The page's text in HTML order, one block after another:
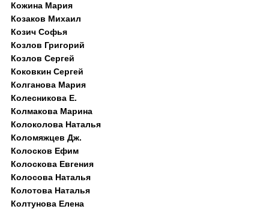
Кожина Мария
Козаков Михаил
Козич Софья
Козлов Григорий
Козлов Сергей
Коковкин Сергей
Колганова Мария
Колесникова Е.
Колмакова Марина
Колоколова Наталья
Коломяжцев Дж.
Колосков Ефим
Колоскова Евгения
Колосова Наталья
Колотова Наталья
Колтунова Елена